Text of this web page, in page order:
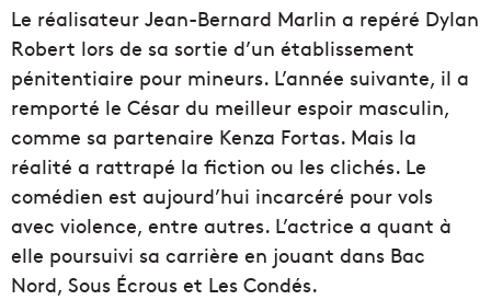
Le réalisateur Jean-Bernard Marlin a repéré Dylan
Robert lors de sa sortie d’un établissement
pénitentiaire pour mineurs. L’année suivante, il a
remporté le César du meilleur espoir masculin,
comme sa partenaire Kenza Fortas. Mais la
réalité a rattrapé la fiction ou les clichés. Le
comédien est aujourd’hui incarcéré pour vols
avec violence, entre autres. L’actrice a quant à
elle poursuivi sa carrière en jouant dans Bac
Nord, Sous Écrous et Les Condés.